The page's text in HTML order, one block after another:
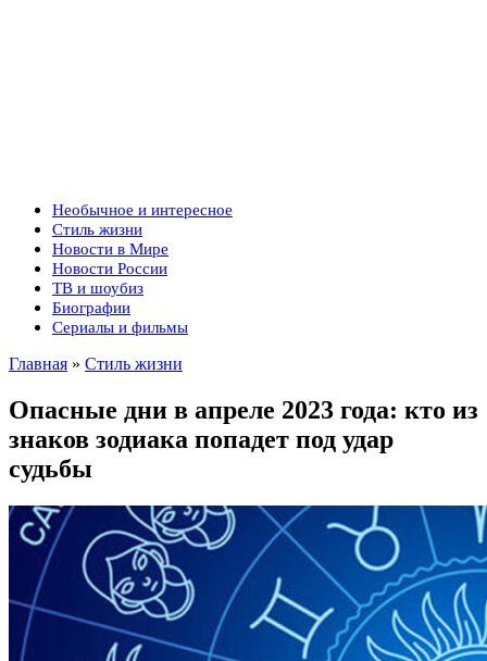
Необычное и интересное
Стиль жизни
Новости в Мире
Новости России
ТВ и шоубиз
Биографии
Сериалы и фильмы
Главная » Стиль жизни
Опасные дни в апреле 2023 года: кто из
знаков зодиака попадет под удар
судьбы